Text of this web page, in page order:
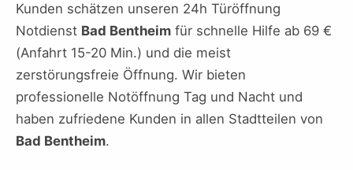
Kunden schätzen unseren 24h Türöffnung
Notdienst Bad Bentheim für schnelle Hilfe ab 69 €
(Anfahrt 15-20 Min.) und die meist
zerstörungsfreie Öffnung. Wir bieten
professionelle Notöffnung Tag und Nacht und
haben zufriedene Kunden in allen Stadtteilen von
Bad Bentheim.